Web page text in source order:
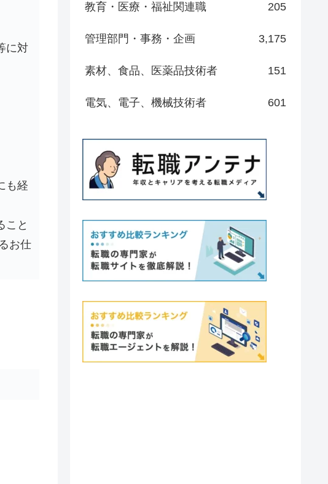
に対
も経
こと
お仕
教育・医療・福祉関連職 205
管理部門・事務・企画 3,175
素材、食品、医薬品技術者 151
電気、電子、機械技術者 601